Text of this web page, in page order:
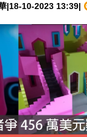
|18-10-2023 13:39|